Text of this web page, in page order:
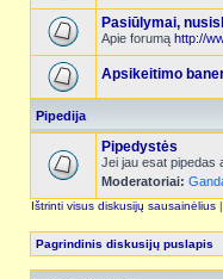
Pasiūlymai,
Apie forumą http://
Apsikeitimo
Pipedija
Pipedystės
Jei jau esat pipedas
Moderatoriai:
Ištrinti visus diskusijų sausainėlius |
Pagrindinis diskusijų puslapis